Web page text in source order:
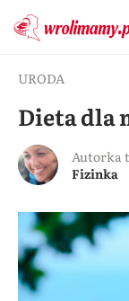
URODA
Dieta dla
Autorka
Fizinka